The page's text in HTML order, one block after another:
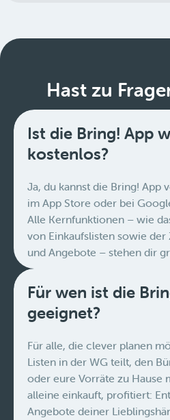
Hast zu
Ist die Bring! App
kostenlos?
Ja, du kannst die Bring! App
im App Store oder bei
Alle Kernfunktionen – wie
von Einkaufslisten sowie der
und Angebote – stehen dir
Für wen ist die
geeignet?
Für alle, die clever planen
Listen in der WG teilt, den
oder eure Vorräte zu Hause
alleine einkauft, profitiert:
Angebote deiner